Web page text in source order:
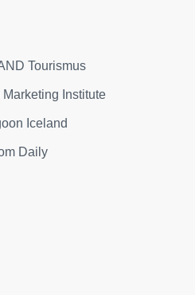
Tourismus
Institute
Iceland
Daily